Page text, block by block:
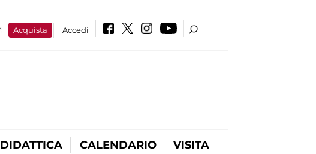
Acquista Accedi
DIDATTICA CALENDARIO VISITA